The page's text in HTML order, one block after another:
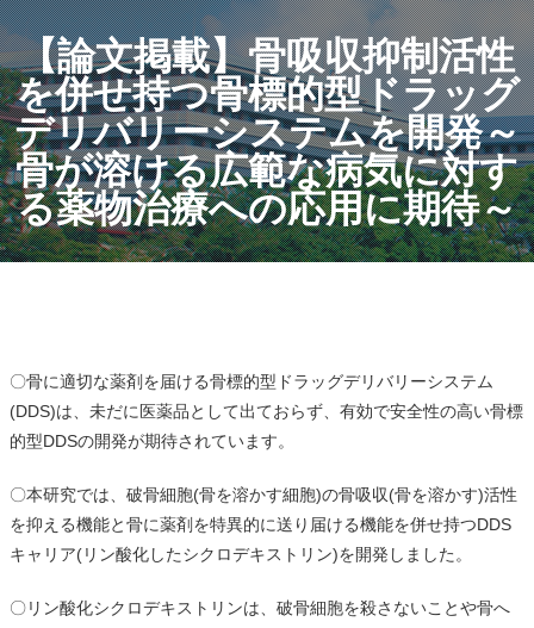
【論文掲載】骨吸収抑制活性
を併せ持つ骨標的型ドラッグ
デリバリーシステムを開発～
骨が溶ける広範な病気に対す
る薬物治療への応用に期待～
〇骨に適切な薬剤を届ける骨標的型ドラッグデリバリーシステム
(DDS)は、未だに医薬品として出ておらず、有効で安全性の高い骨標
的型DDSの開発が期待されています。
〇本研究では、破骨細胞(骨を溶かす細胞)の骨吸収(骨を溶かす)活性
を抑える機能と骨に薬剤を特異的に送り届ける機能を併せ持つDDS
キャリア(リン酸化したシクロデキストリン)を開発しました。
〇リン酸化シクロデキストリンは、破骨細胞を殺さないことや骨へ